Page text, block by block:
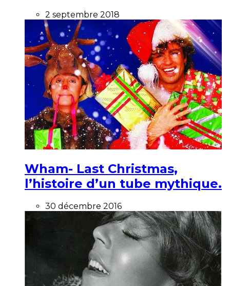
2 septembre 2018
Wham- Last Christmas,
l’histoire d’un tube mythique.
30 décembre 2016